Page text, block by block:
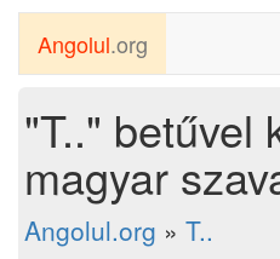
Angolul.org
"T.." betűvel
magyar
Angolul.org » T..